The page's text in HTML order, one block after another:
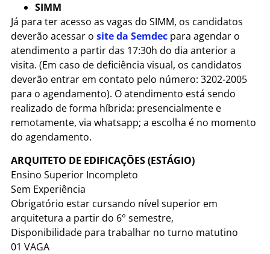
SIMM
Já para ter acesso as vagas do SIMM, os candidatos
deverão acessar o site da Semdec para agendar o
atendimento a partir das 17:30h do dia anterior a
visita. (Em caso de deficiência visual, os candidatos
deverão entrar em contato pelo número: 3202-2005
para o agendamento). O atendimento está sendo
realizado de forma híbrida: presencialmente e
remotamente, via whatsapp; a escolha é no momento
do agendamento.
ARQUITETO DE EDIFICAÇÕES (ESTÁGIO)
Ensino Superior Incompleto
Sem Experiência
Obrigatório estar cursando nível superior em
arquitetura a partir do 6° semestre,
Disponibilidade para trabalhar no turno matutino
01 VAGA